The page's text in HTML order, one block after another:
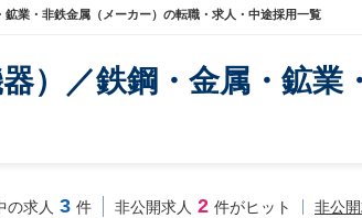
業・非鉄金属（メーカー）の転職・求人・中途採用一覧
）／鉄鋼・金属・鉱業
の求人 3 件 非公開求人 2 件がヒット 非公